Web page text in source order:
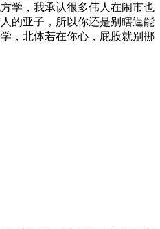
学，我承认很多伟人在闹市也
的亚子，所以你还是别瞎逞能
，北体若在你心，屁股就别挪